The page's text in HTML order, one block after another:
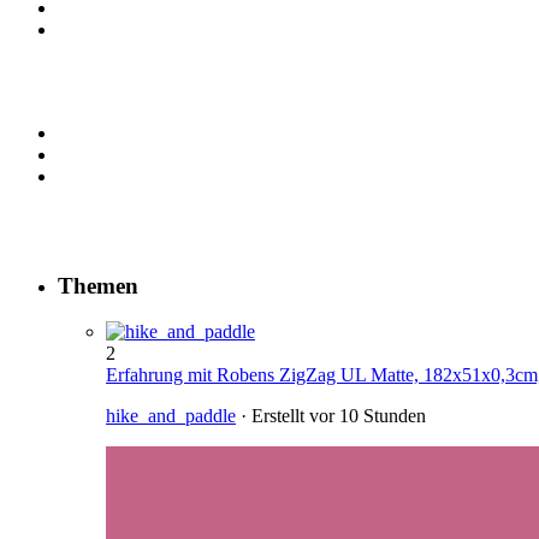
Themen
2
Erfahrung mit Robens ZigZag UL Matte,
hike_and_paddle · Erstelltvor 10 Stunden